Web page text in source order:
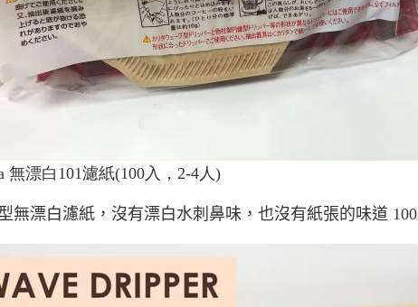
無漂白 101濾紙(100 入，2-4人)
無漂白濾紙， 沒有漂白水刺鼻味，也沒有紙張的味道 100